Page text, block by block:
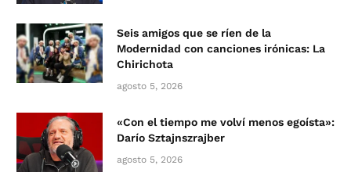
Seis amigos que se ríen de la
Modernidad con canciones irónicas: La
Chirichota
agosto 5, 2026
«Con el tiempo me volví menos egoísta»:
Darío Sztajnszrajber
agosto 5, 2026